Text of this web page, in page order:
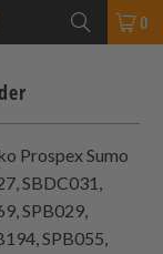
0
Prospex Sumo
SBDC031,
SPB029,
SPB055,